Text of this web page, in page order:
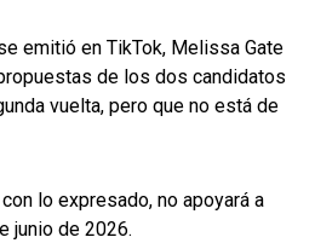
emitió en TikTok, Melissa Gate
de los dos candidatos
vuelta, pero que no está de
lo expresado, no apoyará a
junio de 2026.